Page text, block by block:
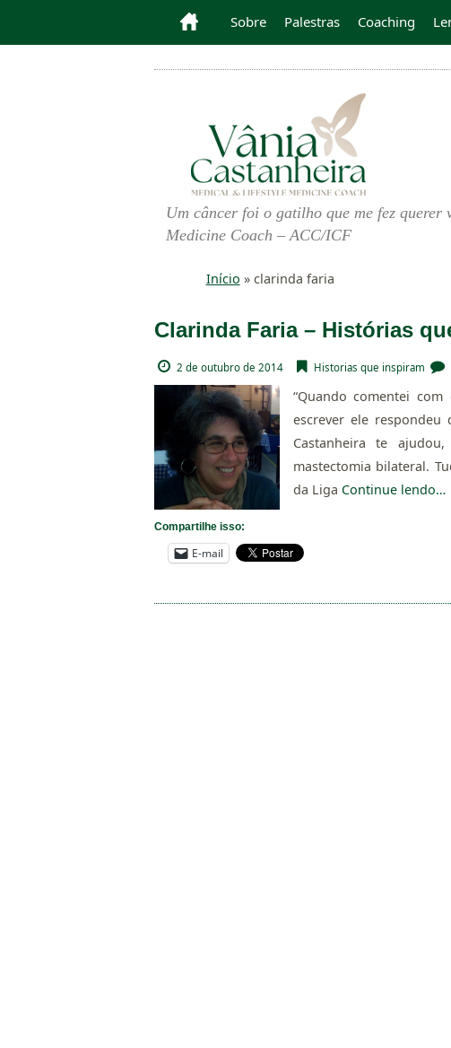
Sobre Palestras Coaching
Um câncer foi o gatilho que me fez
Medicine Coach – ACC/ICF
Início » clarinda faria
Clarinda Faria – Histórias
2 de outubro de 2014 Historias que inspiram
“Quando comentei
escrever ele respondeu
Castanheira te
mastectomia bilateral.
da Liga Continue lendo…
Compartilhe isso:
E-mail